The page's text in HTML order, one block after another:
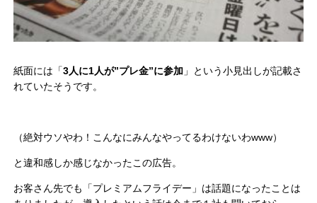
紙面には「3人に1人が”プレ金”に参加 」という小見出しが記載さ
れていたそうです。
（絶対ウソやわ！こんなにみんなやってるわけないわwww）
と違和感しか感じなかったこの広告。
お客さん先でも「プレミアムフライデー」は話題になったことは